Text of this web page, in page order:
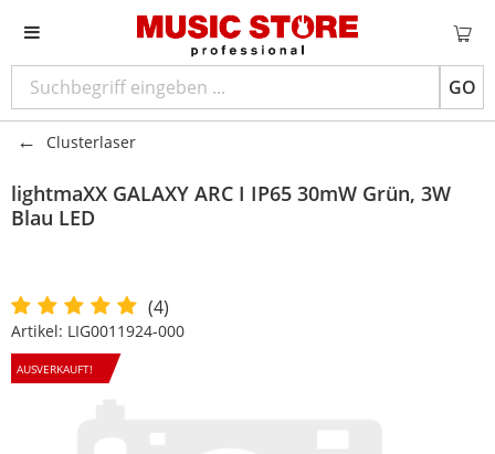
GO
Clusterlaser
lightmaXX GALAXY ARC I IP65 30mW Grün, 3W
Blau LED
(4)
Artikel: LIG0011924-000
AUSVERKAUFT!